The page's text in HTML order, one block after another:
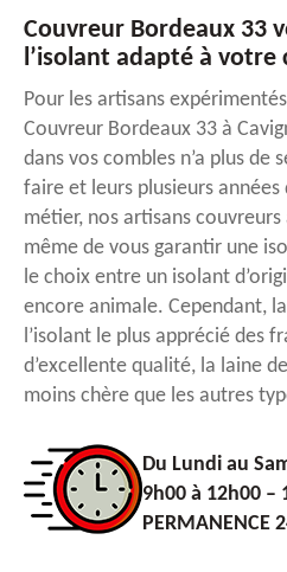
Couvreur Bordeaux 33
l’isolant adapté à votre
Pour les artisans
Couvreur Bordeaux 33 à
dans vos combles n’a plus de
faire et leurs plusieurs années
métier, nos artisans
même de vous garantir une
le choix entre un isolant
encore animale. Cependant,
l’isolant le plus apprécié des
d’excellente qualité, la laine
moins chère que les autres
Du Lundi au
9h00 à 12h00 –
PERMANENCE